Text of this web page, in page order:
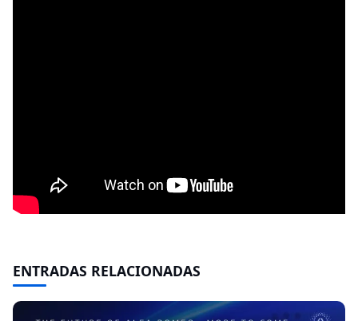
ENTRADAS RELACIONADAS